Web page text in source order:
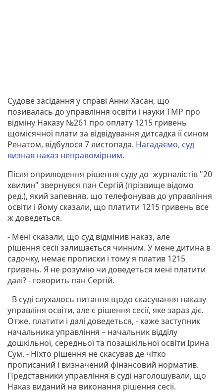
Судове засідання у справі Анни Хасан, що
позивалась до управління освіти і науки ТМР про
відміну Наказу №261 про оплату 1215 гривень
щомісячної плати за відвідування дитсадка її сином
Ренатом, відбулося 7 листопада. Нагадаємо, суд
визнав наказ неправомірним.
Після оприлюдення рішення суду до журналістів "20
хвилин" звернувся пан Сергій (прізвище відомо
ред.), який запевняв, що телефонував до управління
освіти і йому сказали, що платити 1215 гривень все
ж доведеться.
- Мені сказали, що суд відмінив наказ, але
рішення сесії залишається чинним. У мене дитина в
садочку, немає прописки і тому я платив 1215
гривень. Я не розумію чи доведеться мені платити
далі? - говорить пан Сергій.
- В суді слухалось питання щодо скасування наказу
управліня освіти, але є рішення сесії, яке зараз діє.
Отже, платити і далі доведеться, - каже заступник
начальника управління – начальник відділу
дошкільної, середньої та позашкільної освіти Ірина
Сум. - Ніхто рішення не скасував де чітко
прописаний і визначений фінансовий норматив.
Представники управління в суді наголошували, що
Наказ виданий на виконання рішення сесії.